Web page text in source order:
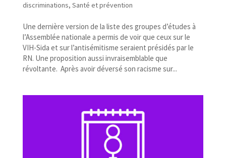
discriminations, Santé et prévention
Une dernière version de la liste des groupes d’études à
l’Assemblée nationale a permis de voir que ceux sur le
VIH-​Sida et sur l’antisémitisme seraient présidés par le
RN. Une proposition aussi invraisemblable que
révoltante. Après avoir déversé son racisme sur...